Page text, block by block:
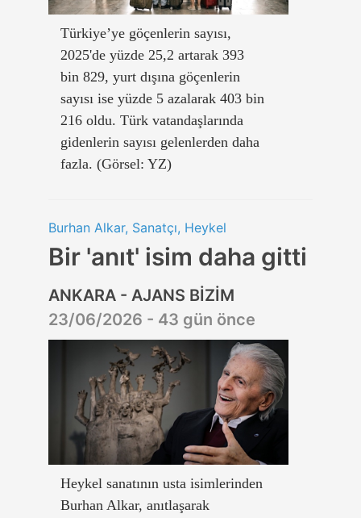
Türkiye’ye göçenlerin sayısı,
2025'de yüzde 25,2 artarak 393
bin 829, yurt dışına göçenlerin
sayısı ise yüzde 5 azalarak 403 bin
216 oldu. Türk vatandaşlarında
gidenlerin sayısı gelenlerden daha
fazla. (Görsel: YZ)
Burhan Alkar, Sanatçı, Heykel
Bir 'anıt' isim daha gitti
ANKARA - AJANS BİZİM
23/06/2026 - 43 gün önce
Heykel sanatının usta isimlerinden
Burhan Alkar, anıtlaşarak